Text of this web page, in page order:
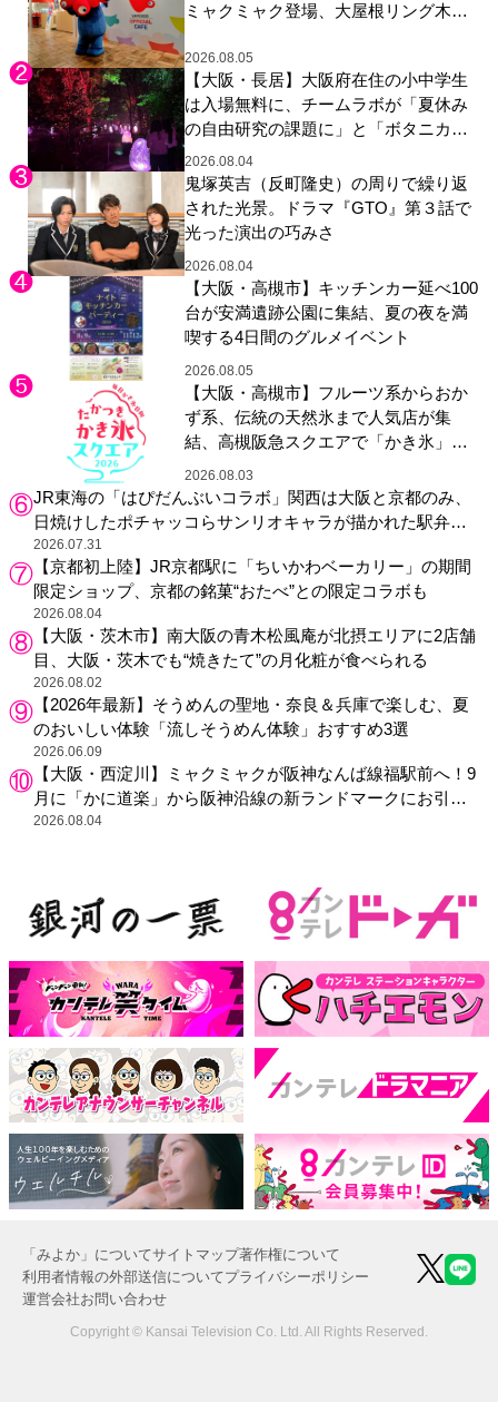
ミャクミャク登場、大屋根リング木材
展示も
2026.08.05
【大阪・長居】大阪府在住の小中学生
は入場無料に、チームラボが「夏休み
の自由研究の課題に」と「ボタニカル
ガーデン 大阪」へ招待
2026.08.04
鬼塚英吉（反町隆史）の周りで繰り返
された光景。ドラマ『GTO』第３話で
光った演出の巧みさ
2026.08.04
【大阪・高槻市】キッチンカー延べ100
台が安満遺跡公園に集結、夏の夜を満
喫する4日間のグルメイベント
2026.08.05
【大阪・高槻市】フルーツ系からおか
ず系、伝統の天然氷まで人気店が集
結、高槻阪急スクエアで「かき氷」祭
り
2026.08.03
JR東海の「はぴだんぶいコラボ」関西は大阪と京都のみ、
日焼けしたポチャッコらサンリオキャラが描かれた駅弁や
グッズが登場
2026.07.31
【京都初上陸】JR京都駅に「ちいかわベーカリー」の期間
限定ショップ、京都の銘菓“おたべ”との限定コラボも
2026.08.04
【大阪・茨木市】南大阪の青木松風庵が北摂エリアに2店舗
目、大阪・茨木でも“焼きたて”の月化粧が食べられる
2026.08.02
【2026年最新】そうめんの聖地・奈良＆兵庫で楽しむ、夏
のおいしい体験「流しそうめん体験」おすすめ3選
2026.06.09
【大阪・西淀川】ミャクミャクが阪神なんば線福駅前へ！9
月に「かに道楽」から阪神沿線の新ランドマークにお引っ
越し
2026.08.04
「みよか」についてサイトマップ著作権について
利用者情報の外部送信についてプライバシーポリシー
運営会社お問い合わせ
Copyright © Kansai Television Co. Ltd. All Rights Reserved.